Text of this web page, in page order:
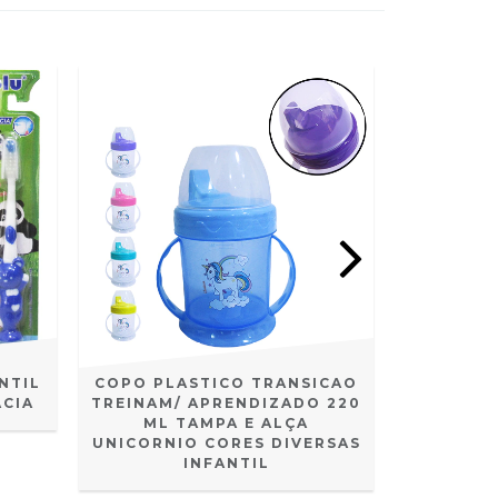
COPO PLASTICO TRANSICAO
TREINAM/ APRENDIZADO 220
ML TAMPA E ALÇA
UNICORNIO CORES DIVERSAS
INFANTIL